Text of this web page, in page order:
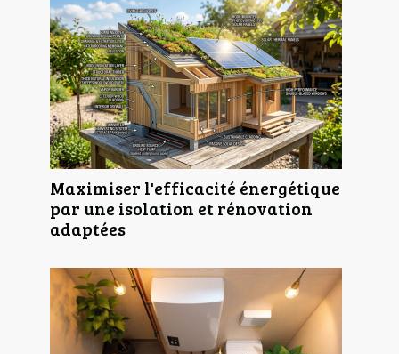
Maximiser l'efficacité énergétique
par une isolation et rénovation
adaptées